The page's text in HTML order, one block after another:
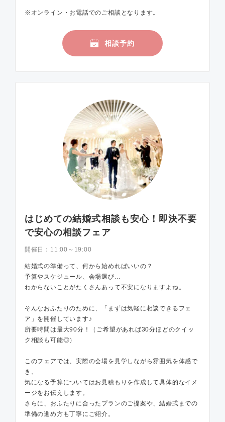
※オンライン・お電話でのご相談となります。
相談予約
はじめての結婚式相談も安心！即決不要
で安心の相談フェア
開催日： 11:00～19:00
結婚式の準備って、何から始めればいいの？
予算やスケジュール、会場選び…
わからないことがたくさんあって不安になりますよね。
そんなおふたりのために、「まずは気軽に相談できるフェ
ア」を開催しています♪
所要時間は最大90分！（ご希望があれば30分ほどのクイッ
ク相談も可能◎）
このフェアでは、実際の会場を見学しながら雰囲気を体感で
き、
気になる予算についてはお見積もりを作成して具体的なイメ
ージをお伝えします。
さらに、おふたりに合ったプランのご提案や、結婚式までの
準備の進め方も丁寧にご紹介。